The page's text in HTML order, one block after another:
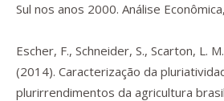
Sul nos anos 2000. Análise Econômica,
Escher, F., Schneider, S., Scarton, L.
(2014). Caracterização da
plurirrendimentos da agricultura